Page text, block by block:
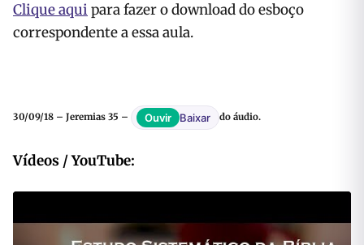
Clique aqui para fazer o download do esboço
correspondente a essa aula.
30/09/18 – Jeremias 35 – Ouvir Baixar do áudio.
Vídeos / YouTube: